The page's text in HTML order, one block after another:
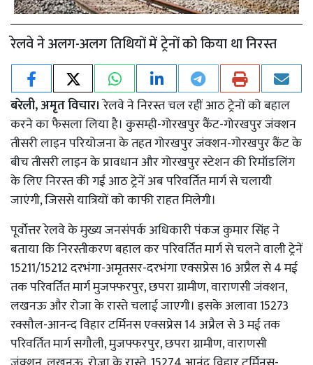
रेलवे ने अलग-अलग तिथियों में ट्रेनों को किया था निरस्त
बरेली, अमृत विचार।रेलवे ने निरस्त चल रहीं आठ ट्रेनों को बहाल
करने का फैसला लिया है। कुसम्ही-गोरखपुर कैंट-गोरखपुर जंक्शन
तीसरी लाइन परियोजना के तहत गोरखपुर जंक्शन-गोरखपुर कैंट के
बीच तीसरी लाइन के प्रावधान और गोरखपुर स्टेशन की रिमॉडलिंग
के लिए निरस्त की गईं आठ ट्रेनें अब परिवर्तित मार्ग से चलायी
जाएंगी, जिससे यात्रियों को काफी राहत मिलेगी।
पूर्वाेत्तर रेलवे के मुख्य जनसंपर्क अधिकारी पंकज कुमार सिंह ने
बताया कि निरस्तीकरण बहाल कर परिवर्तित मार्ग से चलने वाली ट्रेनें
15211/15212 दरभंगा-अमृतसर-दरभंगा एक्सप्रेस 16 अप्रैल से 4 मई
तक परिवर्तित मार्ग मुजफ्फरपुर, छपरा ग्रामीण, वाराणसी जंक्शन,
लखनऊ और रोजा के रास्ते चलाई जाएगी। इसके अलावा 15273
रक्सौल-आनन्द विहार टर्मिनस एक्सप्रेस 14 अप्रैल से 3 मई तक
परिवर्तित मार्ग सगौली, मुजफ्फरपुर, छपरा ग्रामीण, वाराणसी